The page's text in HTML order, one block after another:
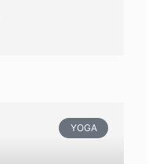
YOGA